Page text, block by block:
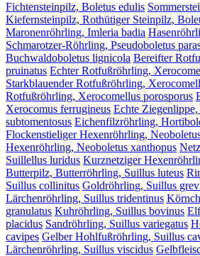
Fichtensteinpilz, Boletus edulis
Kiefernsteinpilz, Rothütiger Steinpilz,
Maronenröhrling, Imleria badia
Schmarotzer-Röhrling, Pseudoboletus
Buchwaldoboletus lignicola Bereifter
pruinatus Echter Rotfußröhrling,
Starkblauender Rotfußröhrling,
Rotfußröhrling, Xerocomellus porosporus
Xerocomus ferrugineus Echte
subtomentosus Eichenfilzröhrling,
Flockenstieliger Hexenröhrling,
Hexenröhrling, Neoboletus xanthopus
Suillellus luridus Kurznetziger
Butterpilz, Butterröhrling, Suillus luteus
Suillus collinitus Goldröhrling, Suillus
Lärchenröhrling, Suillus tridentinus
granulatus Kuhröhrling, Suillus bovinus
placidus Sandröhrling, Suillus variegatus
cavipes Gelber Hohlfußröhrling, Suillus
Lärchenröhrling, Suillus viscidus